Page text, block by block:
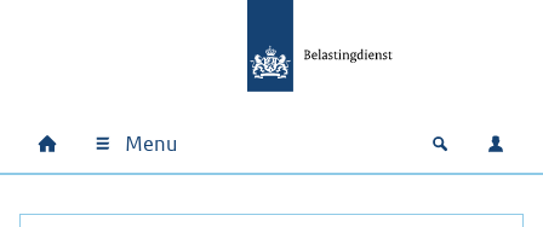
Hoofdnavigatie
Home Menu Open